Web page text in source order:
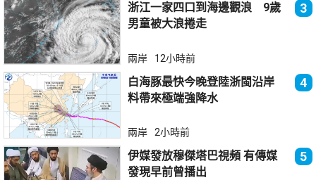
浙江一家四口到海邊觀浪 9歲
男童被大浪捲走
3
兩岸 12小時前
白海豚最快今晚登陸浙閩沿岸
料帶來極端強降水
4
兩岸 2小時前
伊媒發放穆傑塔巴視頻 有傳媒
發現早前曾播出
5